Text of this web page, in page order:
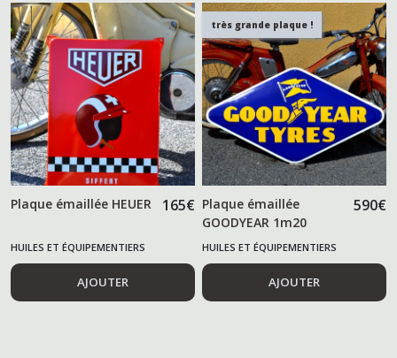
Plaque émaillée HEUER 165€
HUILES ET ÉQUIPEMENTIERS
AUTOMOBILES
AJOUTER
très grande plaque !
Plaque émaillée
GOODYEAR 1m20
590€
HUILES ET ÉQUIPEMENTIERS
AUTOMOBILES
AJOUTER